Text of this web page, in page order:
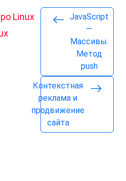
Linux
JavaScript
—
Массивы.
Метод
push
Контекстная
реклама и
продвижение
сайта